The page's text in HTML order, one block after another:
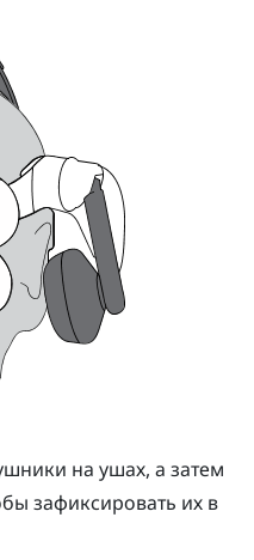
на ушах, а затем
зафиксировать их в